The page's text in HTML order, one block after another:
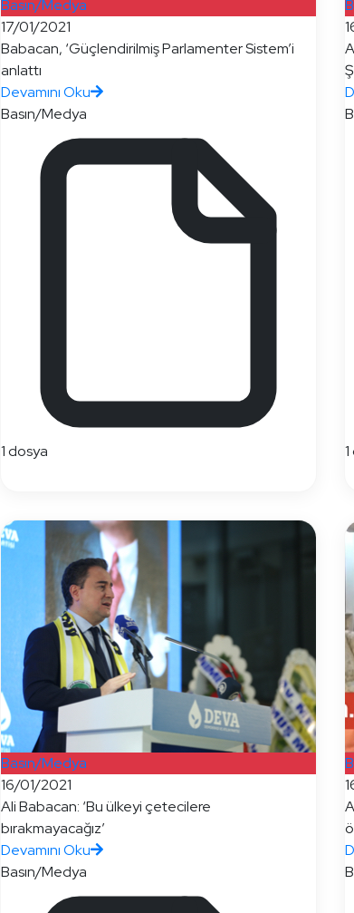
Basın/Medya
17/01/2021
Babacan, ‘Güçlendirilmiş Parlamenter Sistem’i
anlattı
Devamını Oku
Basın/Medya
1 dosya
Basın/Medya
16/01/2021
Ali Babacan: ‘Bu ülkeyi çetecilere
bırakmayacağız’
Devamını Oku
Basın/Medya